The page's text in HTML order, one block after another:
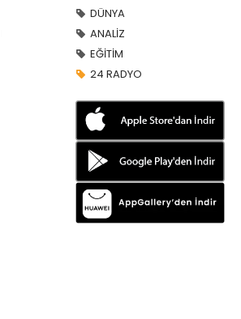
DÜNYA
ANALİZ
EĞİTİM
24 RADYO